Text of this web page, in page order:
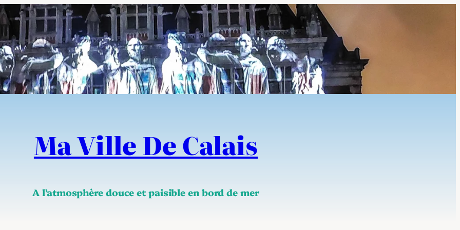
Ma Ville De Calais
A l'atmosphère douce et paisible en bord de mer